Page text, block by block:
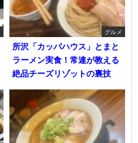
グルメ
所沢「カッパハウス」とまと
ラーメン実食！常連が教える
絶品チーズリゾットの裏技